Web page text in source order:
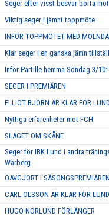
Seger efter visst besvär borta
Viktig seger i jämnt toppmöte
INFÖR TOPPMÖTET MED
Klar seger i en ganska jämn
Inför Partille hemma Söndag 3/
SEGER I PREMIÄREN
ELLIOT BJÖRN ÄR KLAR FÖR LUND
Nyttiga erfarenheter mot FCH
SLAGET OM SKÅNE
Seger för IBK Lund i andra
Warberg
OAVGJORT I
CARL OLSSON ÄR KLAR FÖR LUND
HUGO NORLUND FÖRLÄNGER